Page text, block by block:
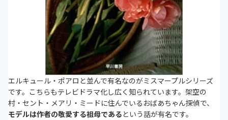
エルキュール・ポアロと並んで有名なのがミスマープルシリーズ
です。こちらもテレビドラマ化し広く知られています。架空の
村・セント・メアリ・ミードに住んでいるおばあちゃん探偵で、
モデルは作者の敬愛する祖母であるという話が有名です。